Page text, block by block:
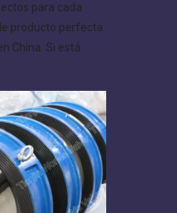
para cada
producto perfecta.
China. Si está